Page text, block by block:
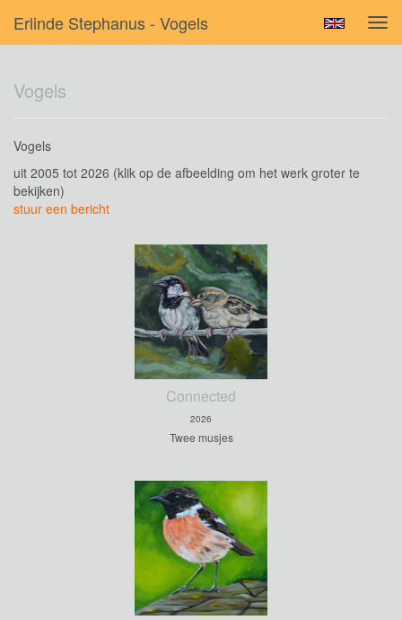
Erlinde Stephanus - Vogels
Vogels
Vogels
uit 2005 tot 2026 (klik op de afbeelding om het werk groter te
bekijken)
stuur een bericht
Connected
2026
Twee musjes